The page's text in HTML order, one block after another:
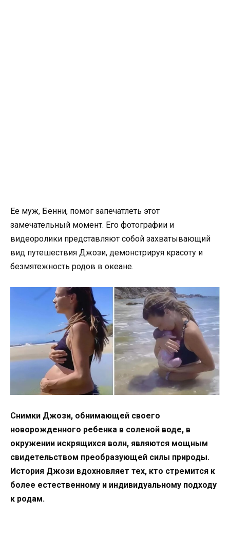
Ее муж, Бенни, помог запечатлеть этот
замечательный момент. Его фотографии и
видеоролики представляют собой захватывающий
вид путешествия Джози, демонстрируя красоту и
безмятежность родов в океане.
Снимки Джози, обнимающей своего
новорожденного ребенка в соленой воде, в
окружении искрящихся волн, являются мощным
свидетельством преобразующей силы природы.
История Джози вдохновляет тех, кто стремится к
более естественному и индивидуальному подходу
к родам.